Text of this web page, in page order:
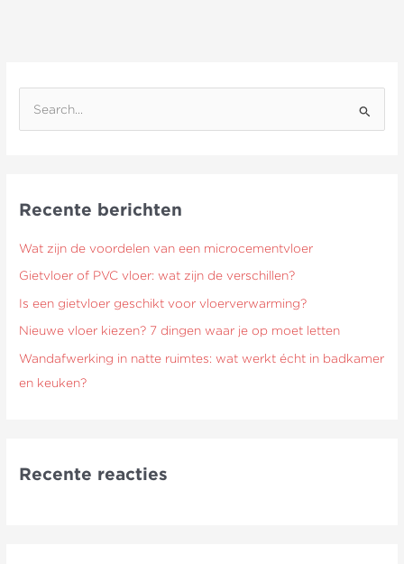
n
r
:
Recente berichten
Wat zijn de voordelen van een microcementvloer
Gietvloer of PVC vloer: wat zijn de verschillen?
Is een gietvloer geschikt voor vloerverwarming?
Nieuwe vloer kiezen? 7 dingen waar je op moet letten
Wandafwerking in natte ruimtes: wat werkt écht in badkamer
en keuken?
Recente reacties